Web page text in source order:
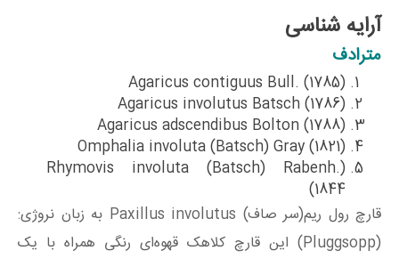
آرایه شناسی
مترادف
(Agaricus contiguus Bull. (1785
(Agaricus involutus Batsch (1786
(Agaricus adscendibus Bolton (1788
(Omphalia involuta (Batsch) Gray (1821
(Rhymovis involuta (Batsch) Rabenh.
(1844
قارچ رول‌ ریم(سر صاف) Paxillus involutus به زبان نروژی:
(Pluggsopp) این قارچ کلاهک قهوه‌ای رنگی همراه با یک